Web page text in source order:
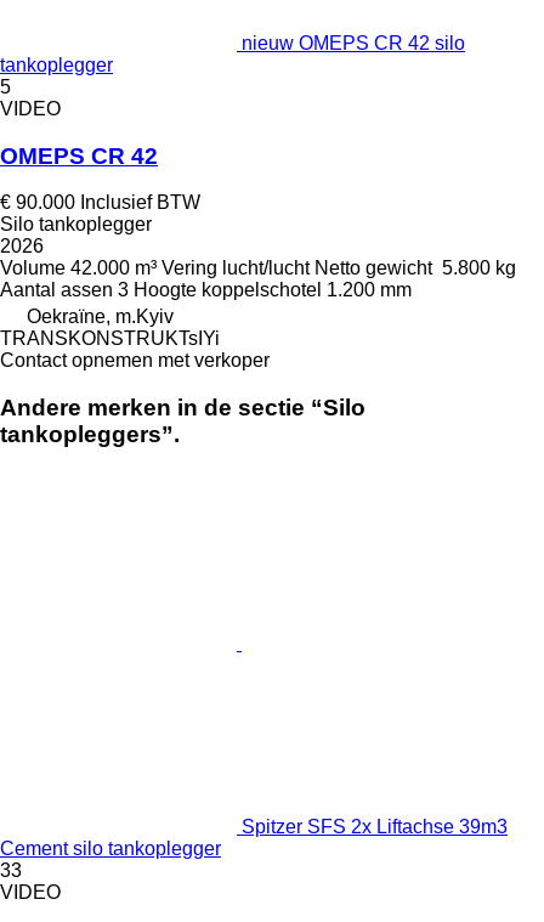
nieuw OMEPS CR 42 silo
tankoplegger
5
VIDEO
OMEPS CR 42
€ 90.000 Inclusief BTW
Silo tankoplegger
2026
Volume 42.000 m³ Vering lucht/lucht Netto gewicht 5.800 kg
Aantal assen 3 Hoogte koppelschotel 1.200 mm
Oekraïne, m.Kyiv
TRANSKONSTRUKTsIYi
Contact opnemen met verkoper
Andere merken in de sectie “Silo
tankopleggers”.
Spitzer SFS 2x Liftachse 39m3
Cement silo tankoplegger
33
VIDEO